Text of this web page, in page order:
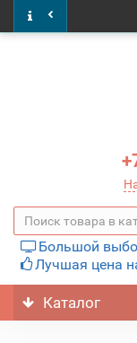
Большой
Лучшая цена
Каталог